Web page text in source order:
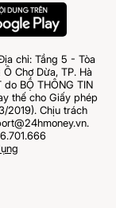
chỉ: Tầng 5 - Tòa
Chợ Dừa, TP. Hà
BỘ THÔNG TIN
thế cho Giấy phép
2019). Chịu trách